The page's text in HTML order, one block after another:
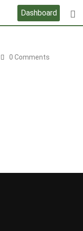
Dashboard
0 Comments